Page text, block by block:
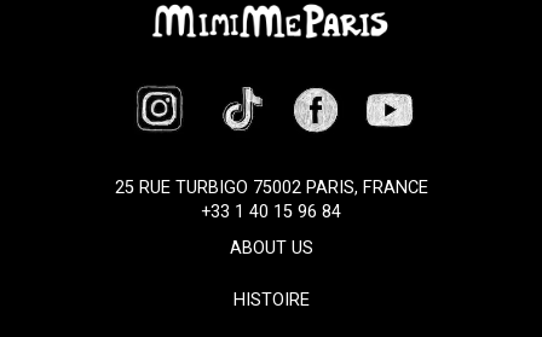
25 RUE TURBIGO 75002 PARIS, FRANCE
+33 1 40 15 96 84
ABOUT US
HISTOIRE